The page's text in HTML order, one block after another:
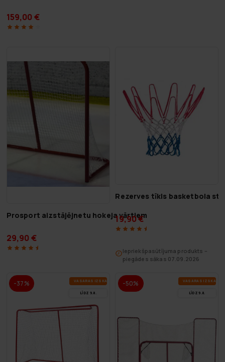
159,00 €
Prosport aizstājējnetu hokeja vārtiem
29,90 €
Rezerves tīkls basketbola
19,90 €
Iepriekšpasūtījuma produkts –
piegādes sākas 07.09.2026
-37% VA­SA­RAS IZ­SKA­ŅA
LĪDZ 9.8.
-50% VA­SA­RAS IZ­SKA­ŅA
LĪDZ 9.8.